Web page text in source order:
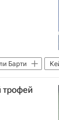
Барти
трофей